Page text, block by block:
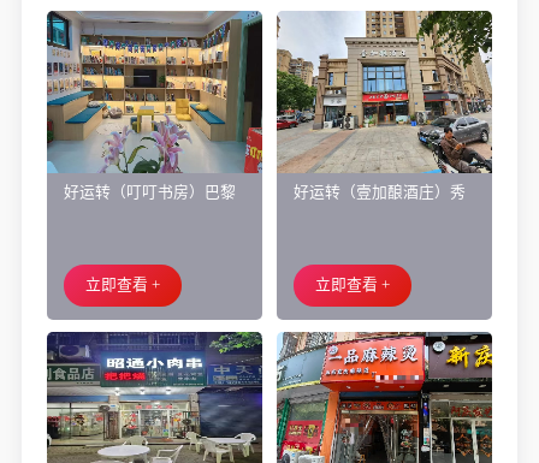
好运转（叮叮书房）巴黎
培训班带生源转让
立即查看 +
好运转（壹加酿酒庄）秀
庄、空店铺转让
立即查看 +